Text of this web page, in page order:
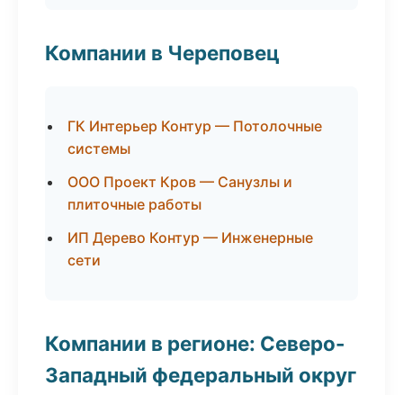
Компании в Череповец
ГК Интерьер Контур — Потолочные
системы
ООО Проект Кров — Санузлы и
плиточные работы
ИП Дерево Контур — Инженерные
сети
Компании в регионе: Северо-
Западный федеральный округ